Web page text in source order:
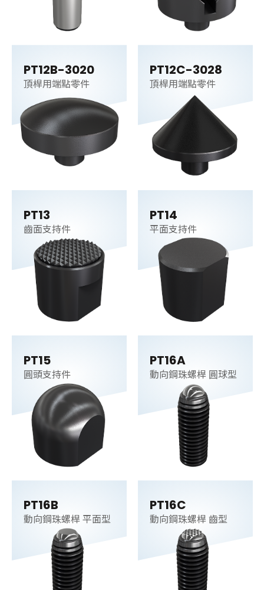
PT12B-3020
頂桿用端點零件
PT12C-3028
頂桿用端點零件
PT13
齒面支持件
PT14
平面支持件
PT15
圓頭支持件
PT16A
動向鋼珠螺桿 圓球型
PT16B
動向鋼珠螺桿 平面型
PT16C
動向鋼珠螺桿 齒型